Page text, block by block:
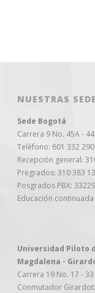
NUESTRAS
Sede Bogotá
Carrera 9 No. 45A - 44
Teléfono: 601 332
Recepción general:
Pregrados: 310 383
Posgrados PBX:
Educación continuada
Universidad Piloto
Magdalena -
Carrera 19 No. 17 - 33
Conmutador